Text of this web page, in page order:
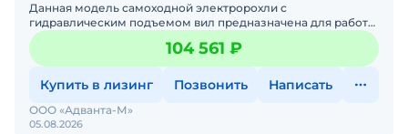
Данная модель самоходной электророхли с
гидравлическим подъемом вил предназначена для работы
спаллетированными грузами массой до 2000 кг.
Отличается компактност104 561 ₽
Купить в лизинг Позвонить Написать
05.08.2026
ООО «Адванта-М»